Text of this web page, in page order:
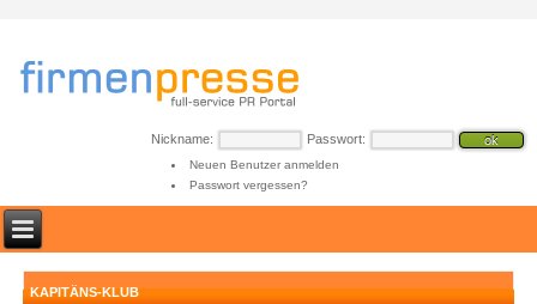
Nickname: Passwort:
Neuen Benutzer anmelden
Passwort vergessen?
KAPITÄNS-KLUB